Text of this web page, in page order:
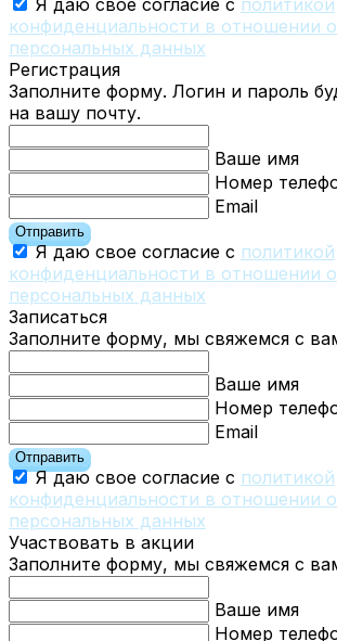
Я даю свое согласие с политикой
конфиденциальности в отношении
персональных данных
Регистрация
Заполните форму. Логин и пароль
на вашу почту.
Ваше имя
Номер
Email
Отправить
Я даю свое согласие с политикой
конфиденциальности в отношении
персональных данных
Записаться
Заполните форму, мы свяжемся с
Ваше имя
Номер
Email
Отправить
Я даю свое согласие с политикой
конфиденциальности в отношении
персональных данных
Участвовать в акции
Заполните форму, мы свяжемся с
Ваше имя
Номер